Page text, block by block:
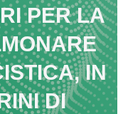
PER LA
IN
DI